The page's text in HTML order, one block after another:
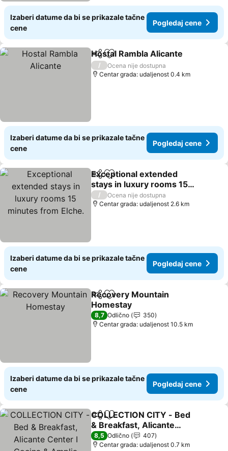
Izaberi datume da bi se prikazale tačne
cene
Pogledaj cene
Deli Dodati u favorite
Hostal Rambla Alicante
/
Ocena nije dostupna
Centar grada: udaljenost 0.4 km
Izaberi datume da bi se prikazale tačne
cene
Pogledaj cene
Deli Dodati u favorite
Exceptional extended
stays in luxury rooms 15
minutes from Elche.
Pogledaj cene
/
Ocena nije dostupna
Centar grada: udaljenost 2.6 km
Izaberi datume da bi se prikazale tačne
cene
Pogledaj cene
Deli Dodati u favorite
Recovery Mountain
Homestay
Pogledaj cene
8,7 Odlično
350
Centar grada: udaljenost 10.5 km
Izaberi datume da bi se prikazale tačne
cene
Pogledaj cene
Deli Dodati u favorite
COLLECTION CITY - Bed
& Breakfast, Alicante
Center I Cocina & Amplia
Terraza - Jardín
Pogledaj cene
8,5 Odlično
407
Centar grada: udaljenost 0.7 km